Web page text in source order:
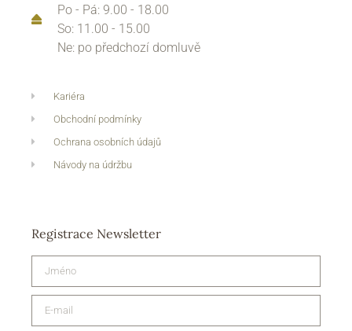
Po - Pá: 9.00 - 18.00
So: 11.00 - 15.00
Ne: po předchozí domluvě
Kariéra
Obchodní podmínky
Ochrana osobních údajů
Návody na údržbu
Registrace Newsletter